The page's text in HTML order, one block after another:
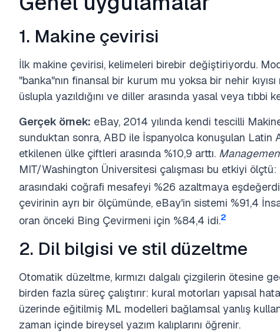
1. Makine çevirisi
İlk makine çevirisi, kelimeleri birebir değiştiriyordu.
"banka"nın finansal bir kurum mu yoksa bir nehir
üslupla yazıldığını ve diller arasında yasal veya tıbbi
Gerçek örnek: eBay, 2014 yılında kendi tescilli
sunduktan sonra, ABD ile İspanyolca konuşulan Latin
etkilenen ülke çiftleri arasında %10,9 arttı.
MIT/Washington Üniversitesi çalışması bu etkiyi
arasındaki coğrafi mesafeyi %26 azaltmaya
çevirinin ayrı bir ölçümünde, eBay'in sistemi %91,4
oran önceki Bing Çevirmeni için %84,4 idi.2
2. Dil bilgisi ve stil düzeltme
Otomatik düzeltme, kırmızı dalgalı çizgilerin ötesine
birden fazla süreç çalıştırır: kural motorları yapısal
üzerinde eğitilmiş ML modelleri bağlamsal yanlış
zaman içinde bireysel yazım kalıplarını öğrenir.